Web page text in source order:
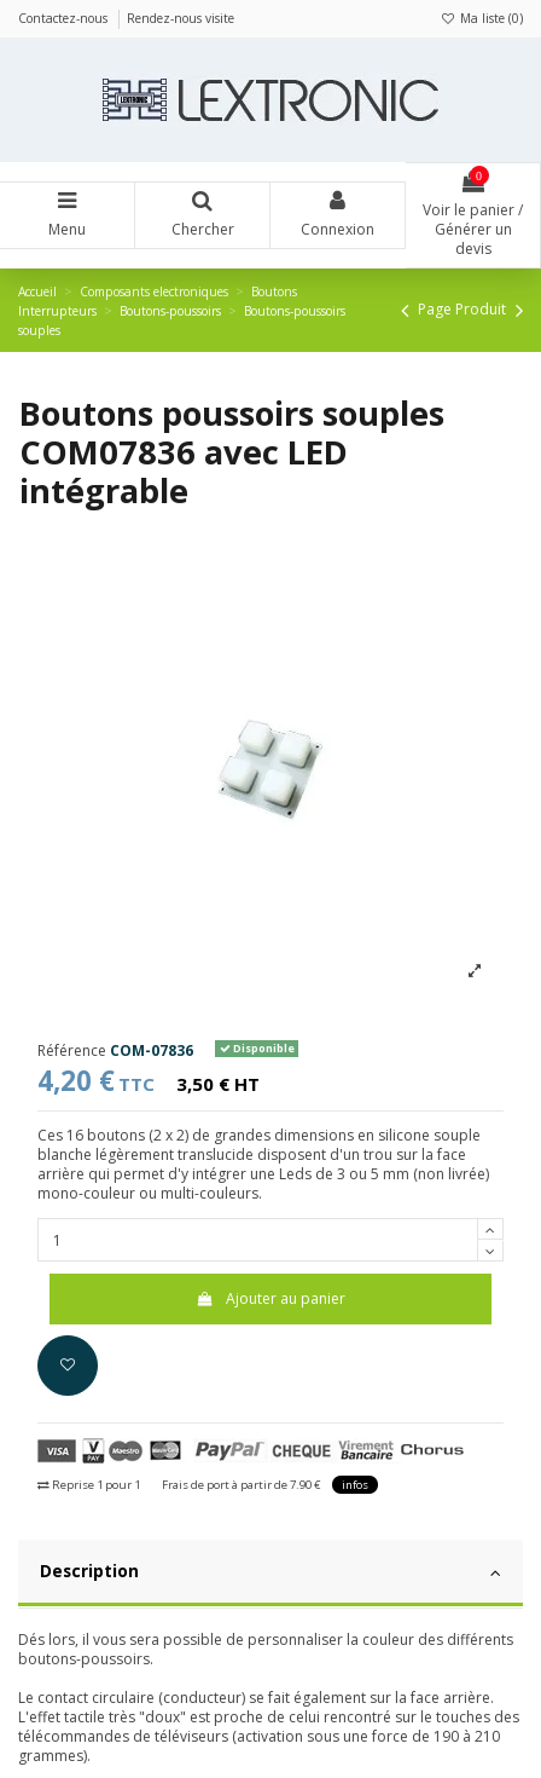
Contactez-nous Rendez-nous visite Ma liste (0)
Menu Chercher Connexion
0
Voir le panier /
Générer un
devis
Accueil Composants electroniques
Boutons
Interrupteurs
Boutons-poussoirs
Boutons-poussoirs
souples
Page Produit
Boutons poussoirs souples
COM07836 avec LED
intégrable
Référence COM-07836 Disponible
4,20 € TTC 3,50 € HT
Ces 16 boutons (2 x 2) de grandes dimensions en silicone souple
blanche légèrement translucide disposent d'un trou sur la face
arrière qui permet d'y intégrer une Leds de 3 ou 5 mm (non livrée)
mono-couleur ou multi-couleurs.
Ajouter au panier
Reprise 1 pour 1 Frais de port à partir de 7.90 € infos
Description
Dés lors, il vous sera possible de personnaliser la couleur des différents
boutons-poussoirs.
Le contact circulaire (conducteur) se fait également sur la face arrière.
L'effet tactile très "doux" est proche de celui rencontré sur le touches des
télécommandes de téléviseurs (activation sous une force de 190 à 210
grammes).
Panneau de gestion des cookies